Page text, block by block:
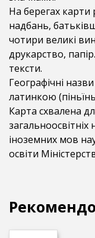
На берегах карти
надбань,
чотири великі
друкарство,
тексти.
Географічні
латинкою
Карта схвалена
іноземних мов
освіти